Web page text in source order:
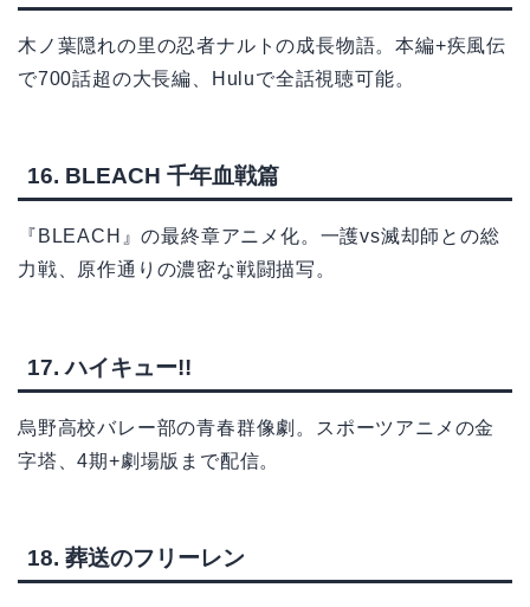
木ノ葉隠れの里の忍者ナルトの成長物語。本編+疾風伝
で700話超の大長編、Huluで全話視聴可能。
16. BLEACH 千年血戦篇
『BLEACH』の最終章アニメ化。一護vs滅却師との総
力戦、原作通りの濃密な戦闘描写。
17. ハイキュー!!
烏野高校バレー部の青春群像劇。スポーツアニメの金
字塔、4期+劇場版まで配信。
18. 葬送のフリーレン